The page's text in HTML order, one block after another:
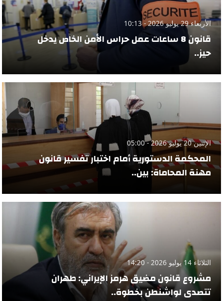
الأربعاء 29 يوليو 2026 - 10:13
قانون 8 ساعات عمل حراس الأمن الخاص يدخل
حيز..
الإثنين 20 يوليو 2026 - 05:00
المحكمة الدستورية أمام اختبار تفسير قانون
مهنة المحاماة: بين..
الثلاثاء 14 يوليو 2026 - 14:20
مشروع قانون مضيق هرمز الإيراني: طهران
تتصدى لواشنطن بخطوة..